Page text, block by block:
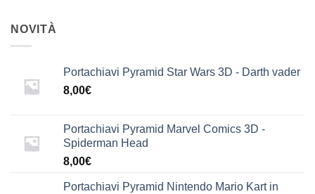
NOVITÀ
Portachiavi Pyramid Star Wars 3D - Darth vader
8,00€
Portachiavi Pyramid Marvel Comics 3D -
Spiderman Head
8,00€
Portachiavi Pyramid Nintendo Mario Kart in